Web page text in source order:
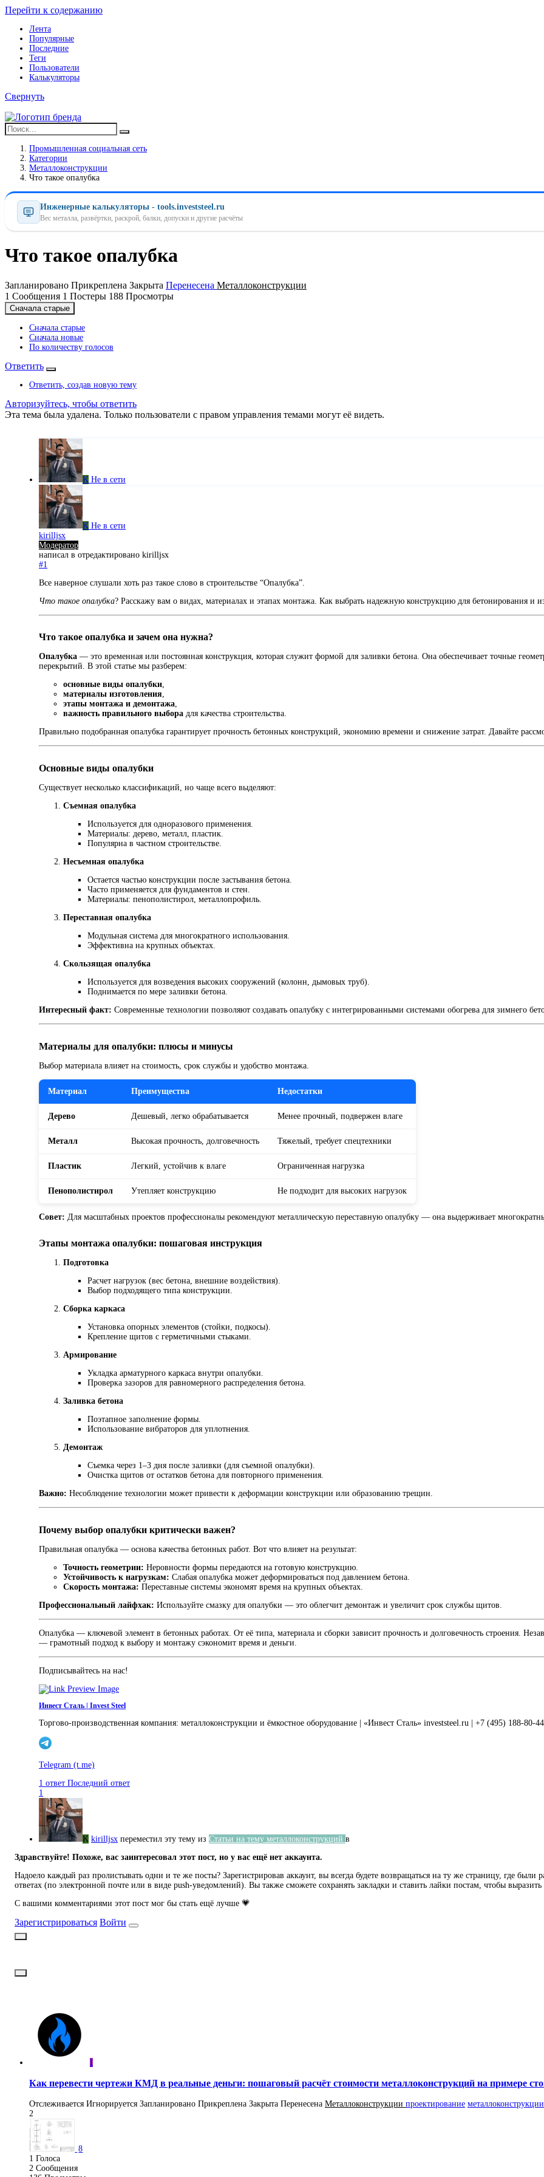
Перейти к содержанию
Лента
Популярные
Последние
Теги
Пользователи
Калькуляторы
Свернуть
Промышленная социальная сеть
Категории
Металлоконструкции
Что такое опалубка
Инженерные калькуляторы - tools.investsteel.ru
Вес металла, развёртки, раскрой, балки, допуски и другие расчёты
Что такое опалубка
Запланировано Прикреплена Закрыта Перенесена Металлоконструкции
1 Сообщения 1 Постеры 188 Просмотры
Сначала старые
Сначала старые
Сначала новые
По количеству голосов
Ответить
Ответить, создав новую тему
Авторизуйтесь, чтобы ответить
Эта тема была удалена. Только пользователи с правом управления темами могут её видеть.
K Не в сети
K Не в сети
kirilljsx
Модератор
написал в отредактировано kirilljsx
#1
Все наверное слушали хоть раз такое слово в строительстве “Опалубка”.
Что такое опалубка? Расскажу вам о видах, материалах и этапах монтажа. Как выбрать надежную конструкцию для бетонирования и
Что такое опалубка и зачем она нужна?
Опалубка — это временная или постоянная конструкция, которая служит формой для заливки бетона. Она обеспечивает точные
перекрытий. В этой статье мы разберем:
основные виды опалубки,
материалы изготовления,
этапы монтажа и демонтажа,
важность правильного выбора для качества строительства.
Правильно подобранная опалубка гарантирует прочность бетонных конструкций, экономию времени и снижение затрат. Давайте
Основные виды опалубки
Существует несколько классификаций, но чаще всего выделяют:
Съемная опалубка
Используется для одноразового применения.
Материалы: дерево, металл, пластик.
Популярна в частном строительстве.
Несъемная опалубка
Остается частью конструкции после застывания бетона.
Часто применяется для фундаментов и стен.
Материалы: пенополистирол, металлопрофиль.
Переставная опалубка
Модульная система для многократного использования.
Эффективна на крупных объектах.
Скользящая опалубка
Используется для возведения высоких сооружений (колонн, дымовых труб).
Поднимается по мере заливки бетона.
Интересный факт: Современные технологии позволяют создавать опалубку с интегрированными системами обогрева для зимнего
Материалы для опалубки: плюсы и минусы
Выбор материала влияет на стоимость, срок службы и удобство монтажа.
Материал Преимущества Недостатки
Дерево Дешевый, легко обрабатывается Менее прочный, подвержен влаге
Металл Высокая прочность, долговечность Тяжелый, требует спецтехники
Пластик Легкий, устойчив к влаге Ограниченная нагрузка
Пенополистирол Утепляет конструкцию Не подходит для высоких нагрузок
Совет: Для масштабных проектов профессионалы рекомендуют металлическую переставную опалубку — она выдерживает
Этапы монтажа опалубки: пошаговая инструкция
Подготовка
Расчет нагрузок (вес бетона, внешние воздействия).
Выбор подходящего типа конструкции.
Сборка каркаса
Установка опорных элементов (стойки, подкосы).
Крепление щитов с герметичными стыками.
Армирование
Укладка арматурного каркаса внутри опалубки.
Проверка зазоров для равномерного распределения бетона.
Заливка бетона
Поэтапное заполнение формы.
Использование вибраторов для уплотнения.
Демонтаж
Съемка через 1–3 дня после заливки (для съемной опалубки).
Очистка щитов от остатков бетона для повторного применения.
Важно: Несоблюдение технологии может привести к деформации конструкции или образованию трещин.
Почему выбор опалубки критически важен?
Правильная опалубка — основа качества бетонных работ. Вот что влияет на результат:
Точность геометрии: Неровности формы передаются на готовую конструкцию.
Устойчивость к нагрузкам: Слабая опалубка может деформироваться под давлением бетона.
Скорость монтажа: Переставные системы экономят время на крупных объектах.
Профессиональный лайфхак: Используйте смазку для опалубки — это облегчит демонтаж и увеличит срок службы щитов.
Опалубка — ключевой элемент в бетонных работах. От её типа, материала и сборки зависит прочность и долговечность строения.
— грамотный подход к выбору и монтажу сэкономит время и деньги.
Подписывайтесь на нас!
Инвест Сталь | Invest Steel
Торгово-производственная компания: металлоконструкции и ёмкостное оборудование | «Инвест Сталь» investsteel.ru | +7 (495) 188-80-
Telegram (t.me)
1 ответ Последний ответ
1
K kirilljsx переместил эту тему из Статьи на тему металлоконструкций в
Здравствуйте! Похоже, вас заинтересовал этот пост, но у вас ещё нет аккаунта.
Надоело каждый раз пролистывать одни и те же посты? Зарегистрировав аккаунт, вы всегда будете возвращаться на ту же страницу, где
ответах (по электронной почте или в виде push-уведомлений). Вы также сможете сохранять закладки и ставить лайки постам, чтобы
С вашими комментариями этот пост мог бы стать ещё лучше 💗
Зарегистрироваться Войти
I
Как перевести чертежи КМД в реальные деньги: пошаговый расчёт стоимости металлоконструкций на примере
Отслеживается Игнорируется Запланировано Прикреплена Закрыта Перенесена Металлоконструкции проектирование металлоконструкции
2
8
1 Голоса
2 Сообщения